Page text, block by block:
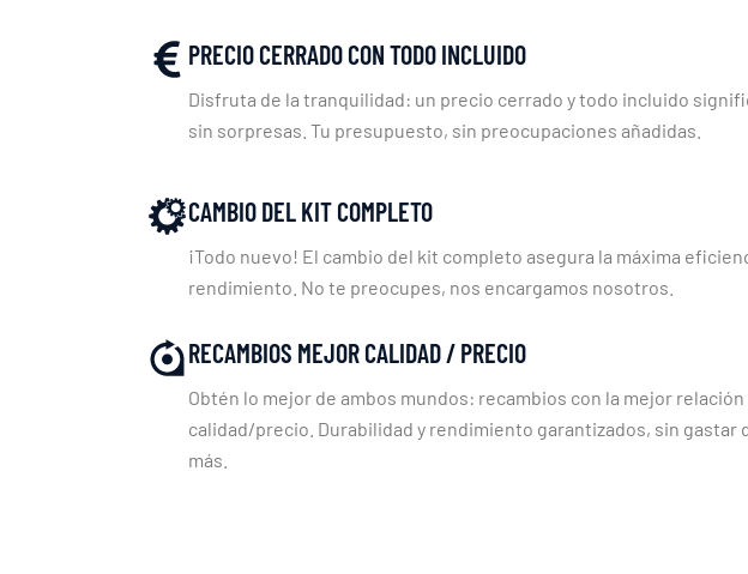
PRECIO CERRADO CON TODO INCLUIDO
Disfruta de la tranquilidad: un precio cerrado y todo incluido
sin sorpresas. Tu presupuesto, sin preocupaciones añadidas.
CAMBIO DEL KIT COMPLETO
¡Todo nuevo! El cambio del kit completo asegura la máxima
rendimiento. No te preocupes, nos encargamos nosotros.
RECAMBIOS MEJOR CALIDAD / PRECIO
Obtén lo mejor de ambos mundos: recambios con la mejor relación
calidad/precio. Durabilidad y rendimiento garantizados, sin gastar
más.